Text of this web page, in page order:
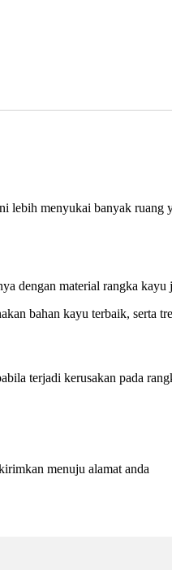
menyukai banyak ruang
dengan material rangka
bahan kayu terbaik, serta
terjadi kerusakan pada
menuju alamat anda